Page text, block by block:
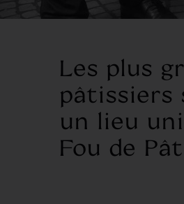
Les plus
pâtissiers
un lieu
Fou de